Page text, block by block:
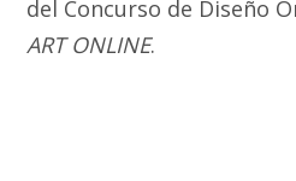
del Concurso de Diseño
ART ONLINE.